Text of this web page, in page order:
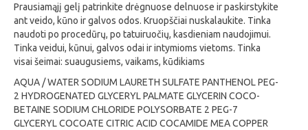
Prausiamąjį gelį patrinkite drėgnuose delnuose ir paskirstykite
ant veido, kūno ir galvos odos. Kruopščiai nuskalaukite. Tinka
naudoti po procedūrų, po tatuiruočių, kasdieniam naudojimui.
Tinka veidui, kūnui, galvos odai ir intymioms vietoms. Tinka
visai šeimai: suaugusiems, vaikams, kūdikiams
AQUA / WATER SODIUM LAURETH SULFATE PANTHENOL PEG-
2 HYDROGENATED GLYCERYL PALMATE GLYCERIN COCO-
BETAINE SODIUM CHLORIDE POLYSORBATE 2 PEG-7
GLYCERYL COCOATE CITRIC ACID COCAMIDE MEA COPPER